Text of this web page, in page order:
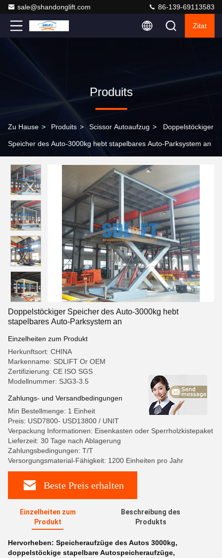
sale@shandonglift.com 86-139-69113583
Zitat
Produits
Zu Hause > Produits > Scissor Autoaufzug > Doppelstöckiger
Speicher des Auto-3000kg hebt stapelbares Auto-Parksystem an
Doppelstöckiger Speicher des Auto-3000kg hebt
stapelbares Auto-Parksystem an
Einzelheiten zum Produkt
Herkunftsort: CHINA
Markenname: SDLIFT Or OEM
Zertifizierung: CE ISO SGS
Modellnummer: SJG3-3.5
Zahlungs- und Versandbedingungen
Min Bestellmenge: 1 Einheit
Preis: USD7800- USD13800 / UNIT
Verpackung Informationen: Eisenkasten oder Sperrholzkistepaket
Lieferzeit: 30 Tage nach Ablagerung
Zahlungsbedingungen: T/T
Versorgungsmaterial-Fähigkeit: 1200 Einheiten pro Jahr
Beste Preis erhalten
Einzelheiten zum
Produkt
Beschreibung des
Produkts
Hervorheben: Speicheraufzüge des Autos 3000kg,
doppelstöckige stapelbare Autospeicheraufzüge,